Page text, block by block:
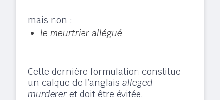
mais non :
le meurtrier allégué
Cette dernière formulation constitue
un calque de l’anglaisalleged
murderer et doit être évitée.